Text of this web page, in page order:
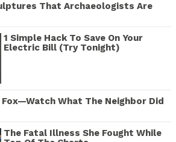
That Archaeologists Are
1 Simple Hack To Save On Your
Electric Bill (Try Tonight)
What The Neighbor Did
The Fatal Illness She Fought While